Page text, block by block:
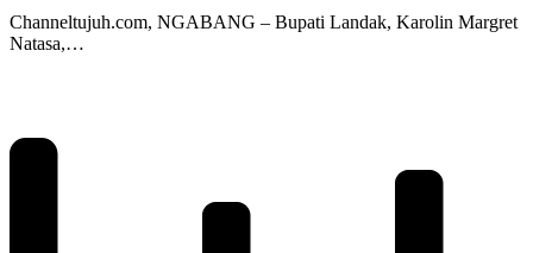
Channeltujuh.com, NGABANG – Bupati Landak, Karolin Margret
Natasa,…